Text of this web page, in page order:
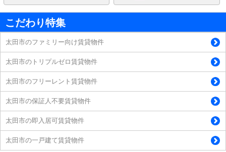
こだわり特集
太田市のファミリー向け賃貸物件
太田市のトリプルゼロ賃貸物件
太田市のフリーレント賃貸物件
太田市の保証人不要賃貸物件
太田市の即入居可賃貸物件
太田市の一戸建て賃貸物件